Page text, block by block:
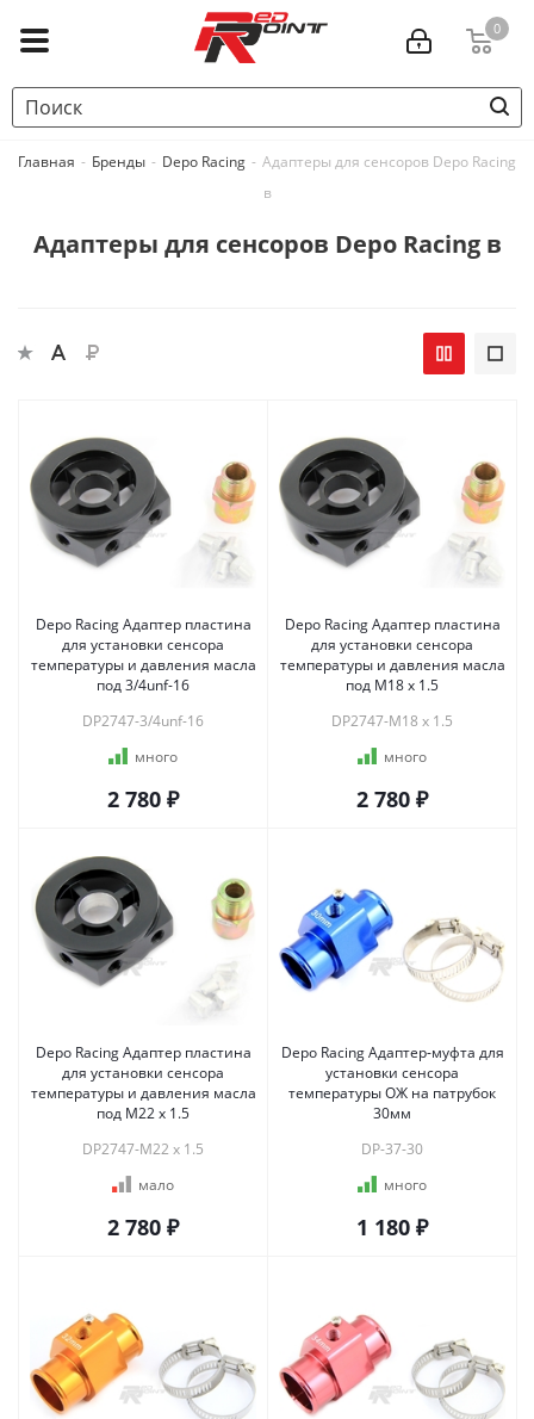
0
Главная - Бренды - Depo Racing - Адаптеры для сенсоров Depo Racing
в
Адаптеры для сенсоров Depo Racing в
Depo Racing Адаптер пластина
для установки сенсора
температуры и давления масла
под 3/4unf-16
DP2747-3/4unf-16
много
2 780 ₽
Depo Racing Адаптер пластина
для установки сенсора
температуры и давления масла
под M18 x 1.5
DP2747-M18 x 1.5
много
2 780 ₽
Depo Racing Адаптер пластина
для установки сенсора
температуры и давления масла
под M22 x 1.5
DP2747-M22 x 1.5
мало
2 780 ₽
Depo Racing Адаптер-муфта для
установки сенсора
температуры ОЖ на патрубок
30мм
DP-37-30
много
1 180 ₽